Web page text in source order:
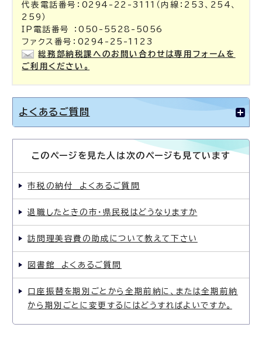
代表電話番号：0294-22-3111（内線：253、254、
259）
IP電話番号 ：050-5528-5056
ファクス番号：0294-25-1123
総務部納税課へのお問い合わせは専用フォームを
ご利用ください。
よくあるご質問
このページを見た人は次のページも見ています
市税の納付 よくあるご質問
退職したときの市・県民税はどうなりますか
訪問理美容費の助成について教えて下さい
図書館 よくあるご質問
口座振替を期別ごとから全期前納に、または全期前納
から期別ごとに変更するにはどうすればよいですか。